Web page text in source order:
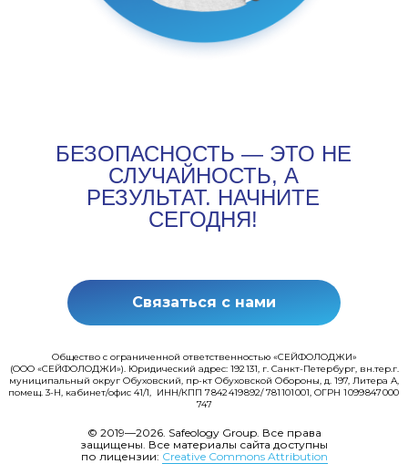
БЕЗОПАСНОСТЬ — ЭТО НЕ
СЛУЧАЙНОСТЬ, А
РЕЗУЛЬТАТ. НАЧНИТЕ
СЕГОДНЯ!
Связаться с нами
Общество с ограниченной ответственностью «СЕЙФОЛОДЖИ»
(ООО «СЕЙФОЛОДЖИ»). Юридический адрес: 192 131, г. Санкт-Петербург, вн.тер.г.
муниципальный округ Обуховский, пр-кт Обуховской Обороны, д. 197, Литера А,
помещ. 3-Н, кабинет/офис 41/1, ИНН/КПП 7 842 419 892/ 781 101 001, ОГРН 1 099 847 000
747
© 2019—2026. Safeology Group. Все права
защищены. Все материалы сайта доступны
по лицензии: Creative Commons Attribution